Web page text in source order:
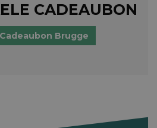
CADEAUBON
Brugge